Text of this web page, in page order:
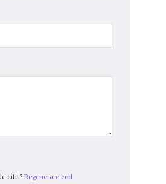
citit? Regenerare cod